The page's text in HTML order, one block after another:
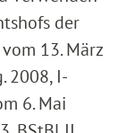
der
13. März
2008, I-
6. Mai